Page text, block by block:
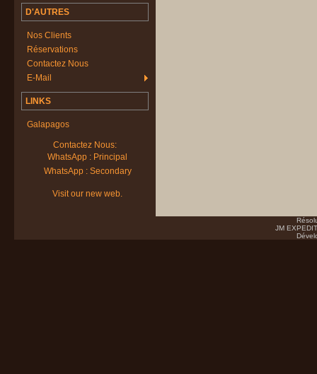
D'AUTRES
Nos Clients
Réservations
Contactez Nous
E-Mail
LINKS
Galapagos
Contactez Nous:
WhatsApp : Principal
WhatsApp : Secondary
Visit our new web.
JM